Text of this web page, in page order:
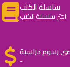
سلسلة الكتب
اختر سلسلة الكتب
رسوم دراسية
-